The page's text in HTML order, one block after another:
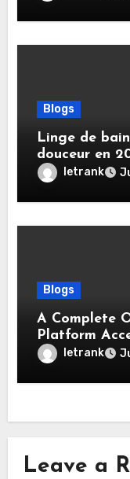
Blogs
Linge de
douceur en
letrank
Blogs
A Complete
Platform
letrank
Leave a